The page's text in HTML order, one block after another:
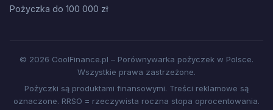
Pożyczka do 100 000 zł
© 2026 CoolFinance.pl – Porównywarka pożyczek w Polsce.
Wszystkie prawa zastrzeżone.
Pożyczki są produktami finansowymi. Treści reklamowe są
oznaczone. RRSO = rzeczywista roczna stopa oprocentowania.